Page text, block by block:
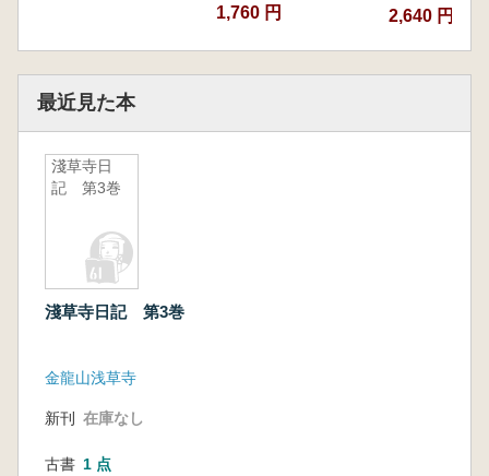
1,760 円 2,640 円
最近見た本
淺草寺日
記 第3巻
淺草寺日記 第3巻
金龍山浅草寺
新刊 在庫なし
古書 1 点